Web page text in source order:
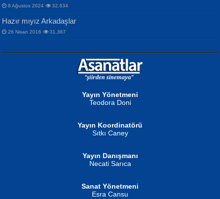
NURAN KÖSE BAYDAR
Ben Deniz Değilim ki...
8 Ağustos 2024 32,634
Hazır mıyız Arkadaşlar
26 Nisan 2016 31,367
Yayın Yönetmeni
Teodora Doni
Yayın Koordinatörü
Sıtkı Caney
Yayın Danışmanı
Necati Sarıca
Sanat Yönetmeni
Esra Cansu